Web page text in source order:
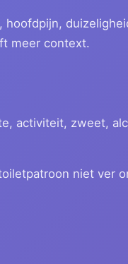
meer context.
activiteit, zweet,
niet ver